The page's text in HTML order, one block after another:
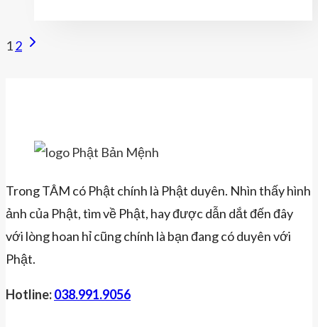
phá
sự
nghiệp
Page
12 Next
Trong TÂM có Phật chính là Phật duyên. Nhìn thấy hình
ảnh của Phật, tìm về Phật, hay được dẫn dắt đến đây
với lòng hoan hỉ cũng chính là bạn đang có duyên với
Phật.
Hotline:038.991.9056